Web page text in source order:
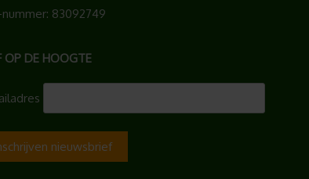
nummer: 83092749
OP DE HOOGTE